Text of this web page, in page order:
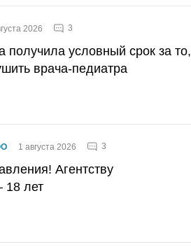
2026 3
условный срок за то,
врача-педиатра
1 августа 2026 3
Агентству
18 лет